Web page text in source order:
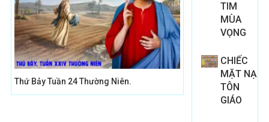
Thứ Bảy Tuần 24 Thường Niên.
TIM
MÙA
VỌNG
CHIẾC
MẶT NẠ
TÔN
GIÁO